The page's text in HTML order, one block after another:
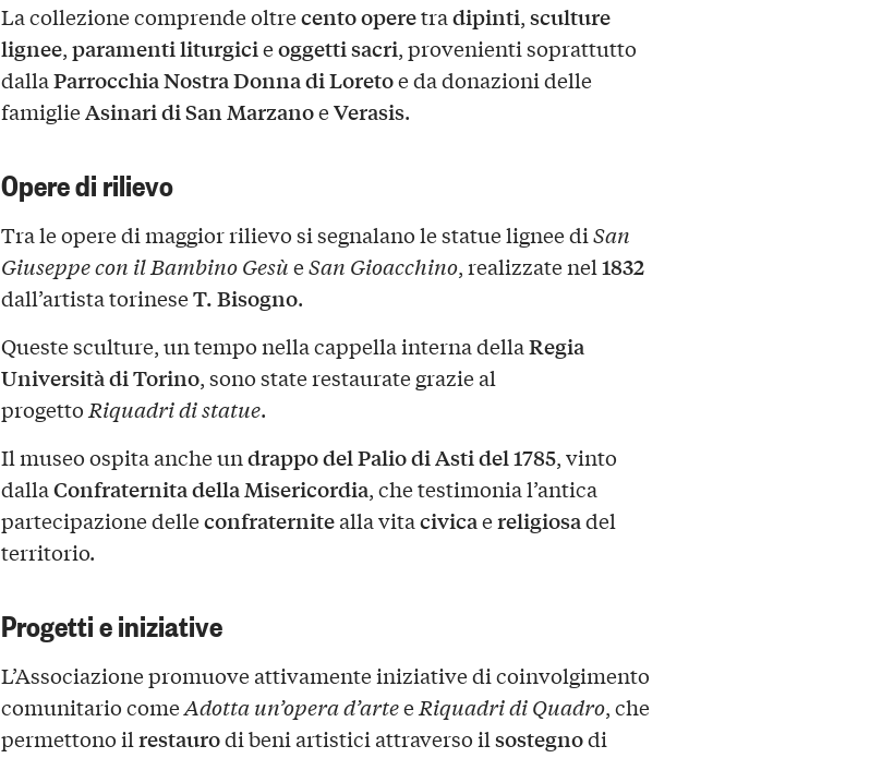
La collezione comprende oltrecento operetradipinti,sculture
lignee,paramenti liturgicieoggetti sacri, provenienti soprattutto
dallaParrocchia Nostra Donna di Loretoe da donazioni delle
famiglieAsinari di San MarzanoeVerasis.
Opere di rilievo
Tra le opere di maggior rilievo si segnalano le statue lignee diSan
Giuseppe con il Bambino GesùeSan Gioacchino, realizzate nel1832
dall’artista torineseT. Bisogno.
Queste sculture, un tempo nella cappella interna dellaRegia
Università di Torino, sono state restaurate grazie al
progetto Riquadri di statue.
Il museo ospita anche undrappo del Palio di Asti del 1785, vinto
dallaConfraternita della Misericordia, che testimonia l’antica
partecipazione delleconfraternitealla vitacivicaereligiosadel
territorio.
Progetti e iniziative
L’Associazione promuove attivamente iniziative di coinvolgimento
comunitario comeAdotta un’opera d’arteeRiquadri di Quadro, che
permettono ilrestaurodi beni artistici attraverso ilsostegnodi